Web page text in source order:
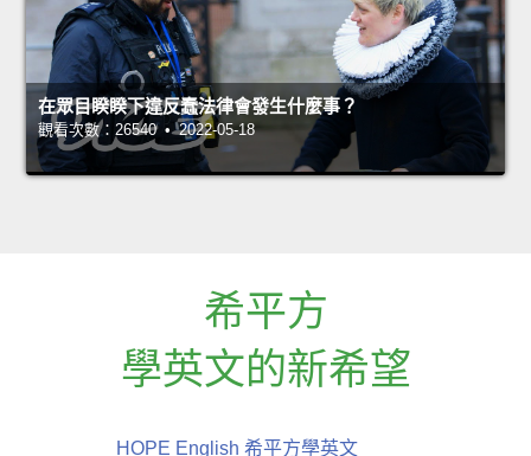
在眾目睽睽下違反蠢法律會發生什麼事？
觀看次數：26540 • 2022-05-18
希平方
學英文的新希望
HOPE English 希平方學英文